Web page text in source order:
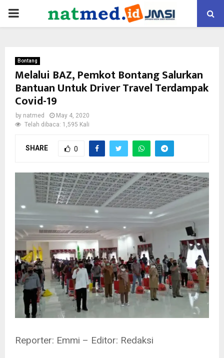
PRIMARY
Bontang
Melalui BAZ, Pemkot Bontang Salurkan
Bantuan Untuk Driver Travel Terdampak
Covid-19
by natmed
May 4, 2020
Telah dibaca: 1,595 Kali
SHARE 0
Reporter: Emmi – Editor: Redaksi